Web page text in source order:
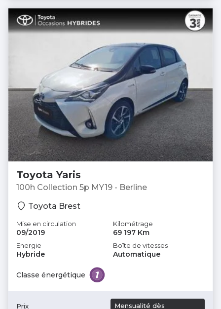
Toyota Yaris
100h Collection 5p MY19 - Berline
Toyota Brest
Mise en circulation
09/2019
Kilométrage
69 197 Km
Energie
Hybride
Boîte de vitesses
Automatique
Classe énergétique
Prix Mensualité dès